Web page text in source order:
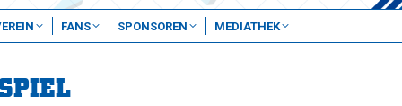
FANS SPONSOREN MEDIATHEK